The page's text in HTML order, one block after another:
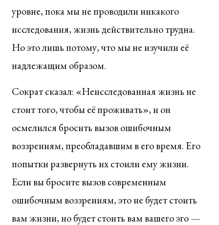
уровне, пока мы не проводили никакого
исследования, жизнь действительно трудна.
Но это лишь потому, что мы не изучили её
надлежащим образом.
Сократ сказал: «Неисследованная жизнь не
стоит того, чтобы её проживать», и он
осмелился бросить вызов ошибочным
воззрениям, преобладавшим в его время. Его
попытки развернуть их стоили ему жизни.
Если вы бросите вызов современным
ошибочным воззрениям, это не будет стоить
вам жизни, но будет стоить вам вашего эго —